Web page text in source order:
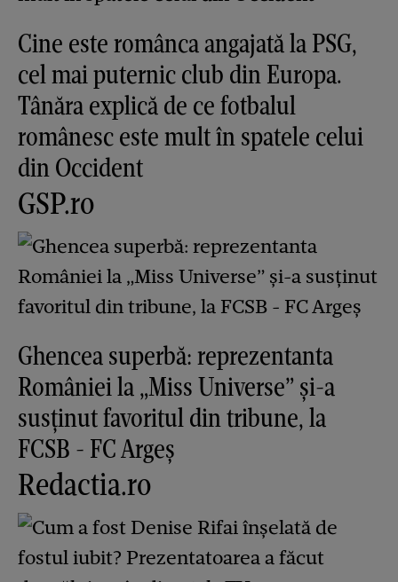
Cine este românca angajată la PSG,
cel mai puternic club din Europa.
Tânăra explică de ce fotbalul
românesc este mult în spatele celui
din Occident
GSP.ro
Ghencea superbă: reprezentanta
României la „Miss Universe” și-a
susținut favoritul din tribune, la
FCSB - FC Argeș
Redactia.ro